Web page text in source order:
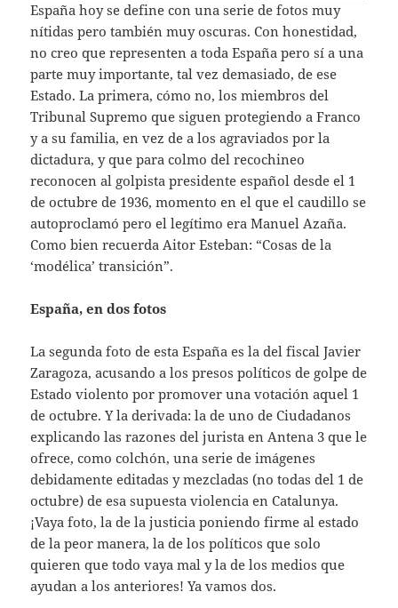
España hoy se define con una serie de fotos muy
nítidas pero también muy oscuras. Con honestidad,
no creo que representen a toda España pero sí a una
parte muy importante, tal vez demasiado, de ese
Estado. La primera, cómo no, los miembros del
Tribunal Supremo que siguen protegiendo a Franco
y a su familia, en vez de a los agraviados por la
dictadura, y que para colmo del recochineo
reconocen al golpista presidente español desde el 1
de octubre de 1936, momento en el que el caudillo se
autoproclamó pero el legítimo era Manuel Azaña.
Como bien recuerda Aitor Esteban: “Cosas de la
‘modélica’ transición”.
España, en dos fotos
La segunda foto de esta España es la del fiscal Javier
Zaragoza, acusando a los presos políticos de golpe de
Estado violento por promover una votación aquel 1
de octubre. Y la derivada: la de uno de Ciudadanos
explicando las razones del jurista en Antena 3 que le
ofrece, como colchón, una serie de imágenes
debidamente editadas y mezcladas (no todas del 1 de
octubre) de esa supuesta violencia en Catalunya.
¡Vaya foto, la de la justicia poniendo firme al estado
de la peor manera, la de los políticos que solo
quieren que todo vaya mal y la de los medios que
ayudan a los anteriores! Ya vamos dos.